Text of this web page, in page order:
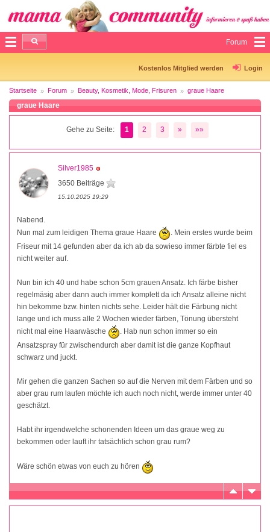
Forum
Kostenlos Mitglied werden Login
Startseite Forum Beauty, Kosmetik, Mode, Frisuren graue Haare
graue Haare
Gehe zu Seite: 1 2 3 » »»
Silver1985
3650 Beiträge
15.10.2025 19:29
Nabend.
Nun mal zum leidigen Thema graue Haare
. Mein erstes wurde beim
Friseur mit 14 gefunden aber da ich ab da sowieso immer färbte fiel es
nicht weiter auf.
Nun bin ich 40 und habe schon 5cm grauen Ansatz. Ich färbe bisher
regelmäsig aber dann auch immer komplett da ich Ansatz alleine nicht
hin bekomme bzw. hinten nichts sehe. Leider hält die Färbung nicht
lange und ich muss alle 2 Wochen wieder färben, Tönung übersteht
nicht mal eine Haarwäsche
. Hab nun schon immer so ein
Ansatzspray für zwischendurch aber damit ist die ganze Kopfhaut
schwarz und juckt.
Mir gehen die ganzen Sachen so auf die Nerven mit dem Färben und so
aber grau rum laufen möchte ich auch noch nicht, werde immer unter 40
geschätzt.
Habt ihr irgendwelche schonenden Ideen um das graue weg zu
bekommen oder lauft ihr tatsächlich schon grau rum?
Wäre schön etwas von euch zu hören